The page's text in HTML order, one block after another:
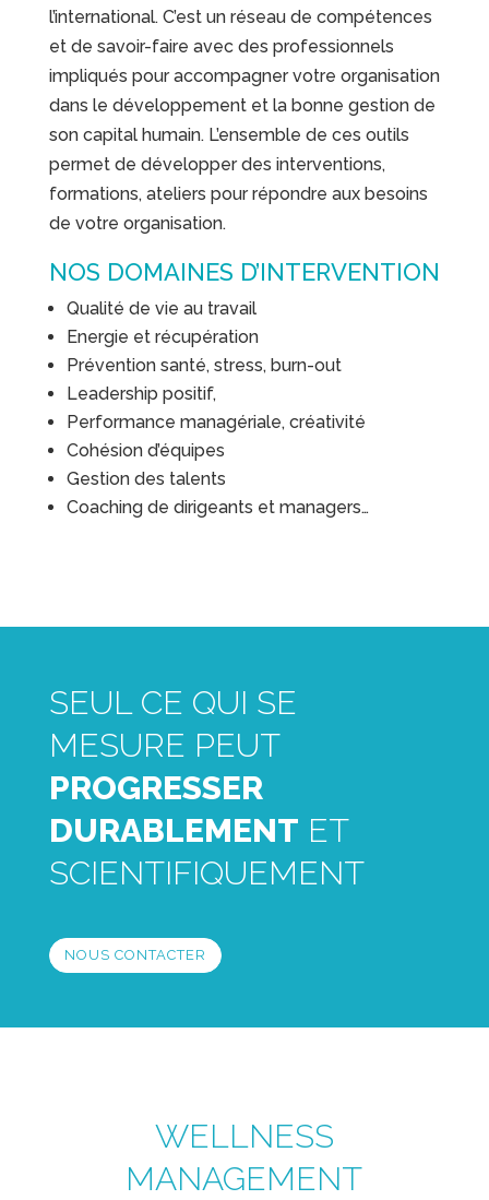
l’international. C’est un réseau de compétences
et de savoir-faire avec des professionnels
impliqués pour accompagner votre organisation
dans le développement et la bonne gestion de
son capital humain. L’ensemble de ces outils
permet de développer des interventions,
formations, ateliers pour répondre aux besoins
de votre organisation.
NOS DOMAINES D’INTERVENTION
Qualité de vie au travail
Energie et récupération
Prévention santé, stress, burn-out
Leadership positif,
Performance managériale, créativité
Cohésion d’équipes
Gestion des talents
Coaching de dirigeants et managers…
SEUL CE QUI SE
MESURE PEUT
PROGRESSER
DURABLEMENT ET
SCIENTIFIQUEMENT
NOUS CONTACTER
WELLNESS
MANAGEMENT